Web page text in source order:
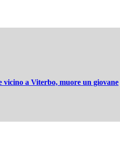
vicino a Viterbo, muore un giovane